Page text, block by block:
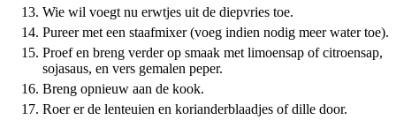
Wie wil voegt nu erwtjes uit de diepvries toe.
Pureer met een staafmixer (voeg indien nodig meer water toe).
Proef en breng verder op smaak met limoensap of citroensap,
sojasaus, en vers gemalen peper.
Breng opnieuw aan de kook.
Roer er de lenteuien en korianderblaadjes of dille door.